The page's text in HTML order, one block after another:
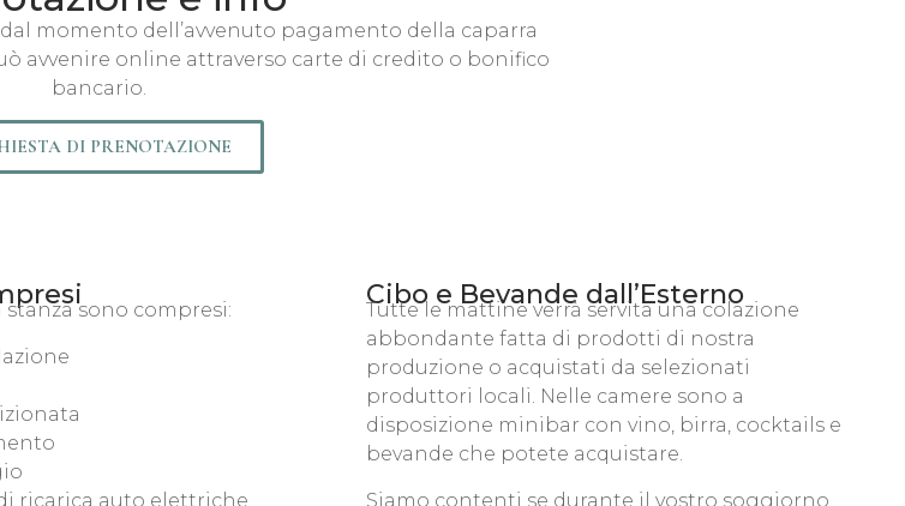
momento dell’avvenuto pagamento della caparra
avvenire online attraverso carte di credito o bonifico
bancario.
DI PRENOTAZIONE
stanza sono compresi:
ricarica auto elettriche
Cibo e Bevande dall’Esterno
Tutte le mattine verrà servita una colazione
abbondante fatta di prodotti di nostra
produzione o acquistati da selezionati
produttori locali. Nelle camere sono a
disposizione minibar con vino, birra, cocktails e
bevande che potete acquistare.
Siamo contenti se durante il vostro soggiorno